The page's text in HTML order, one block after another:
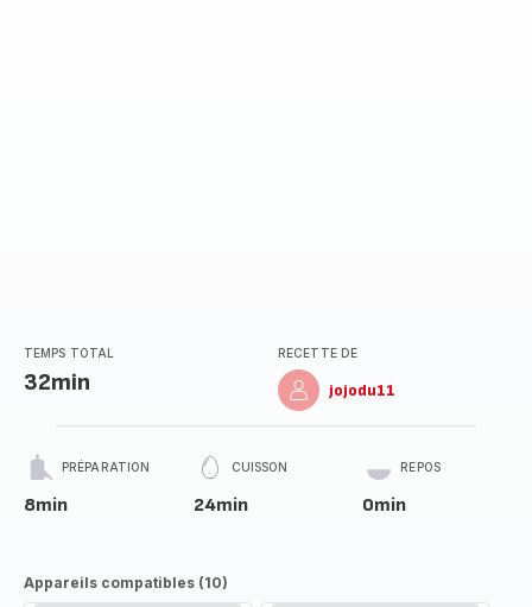
TEMPS TOTAL
32min
RECETTE DE
jojodu11
PRÉPARATION
8min
CUISSON
24min
REPOS
0min
Appareils compatibles (10)